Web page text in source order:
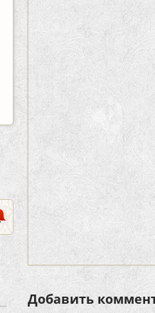
Добавить